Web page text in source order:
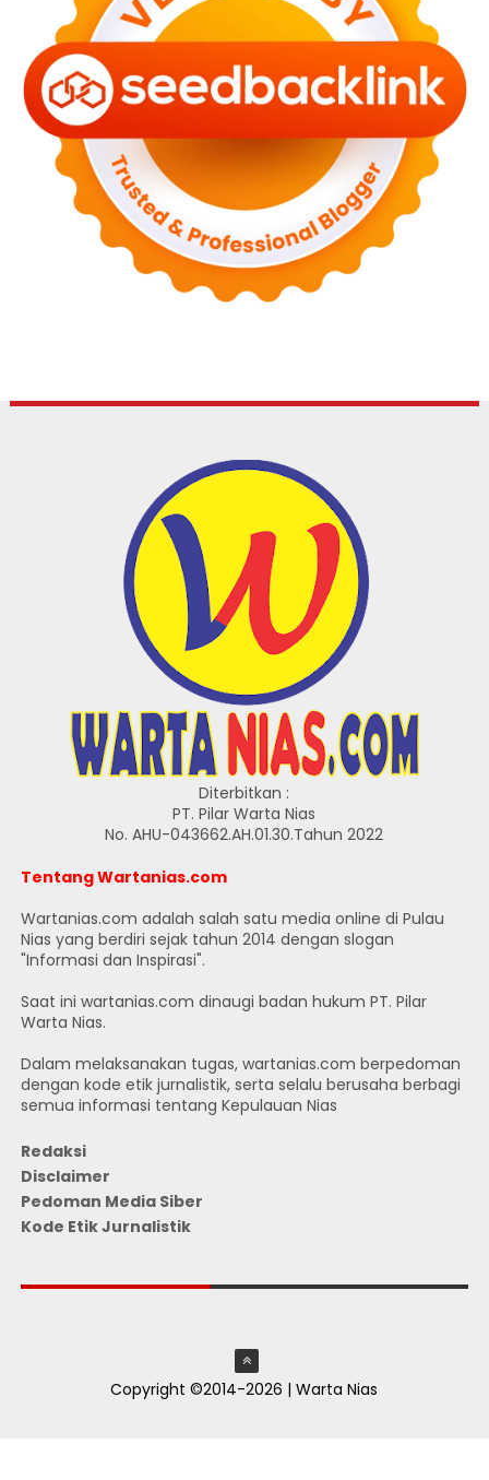
Diterbitkan :
PT. Pilar Warta Nias
No. AHU-043662.AH.01.30.Tahun 2022
Tentang Wartanias.com
Wartanias.com adalah salah satu media online di Pulau
Nias yang berdiri sejak tahun 2014 dengan slogan
"Informasi dan Inspirasi".
Saat ini wartanias.com dinaugi badan hukum PT. Pilar
Warta Nias.
Dalam melaksanakan tugas, wartanias.com berpedoman
dengan kode etik jurnalistik, serta selalu berusaha berbagi
semua informasi tentang Kepulauan Nias
Redaksi
Disclaimer
Pedoman Media Siber
Kode Etik Jurnalistik
Copyright ©2014-2026 | Warta Nias